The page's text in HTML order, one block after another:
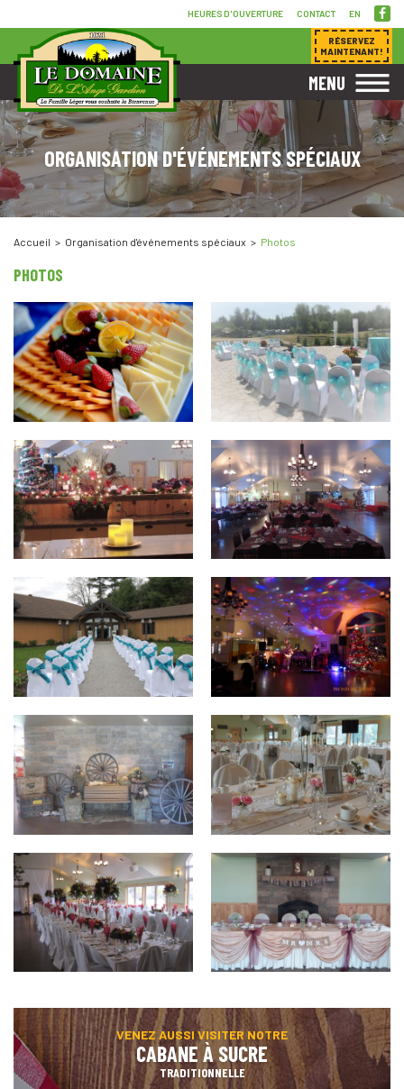
EN
HEURES D'OUVERTURE CONTACT
RÉSERVEZ
MAINTENANT!
MENU
ORGANISATION D'ÉVÉNEMENTS SPÉCIAUX
Accueil Organisation d'événements spéciaux Photos
PHOTOS
VENEZ AUSSI VISITER NOTRE
CABANE À SUCRE
TRADITIONNELLE